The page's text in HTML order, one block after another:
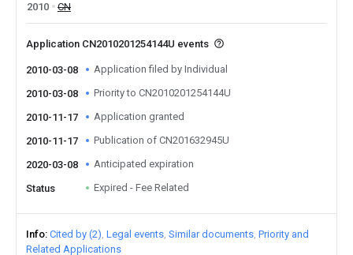
2010
CN
Application CN2010201254144U events
2010-03-08 Application filed by Individual
2010-03-08 Priority to CN2010201254144U
2010-11-17 Application granted
2010-11-17 Publication of CN201632945U
2020-03-08 Anticipated expiration
Status Expired - Fee Related
Info Cited by (2) Legal events Similar documents Priority and
Related Applications